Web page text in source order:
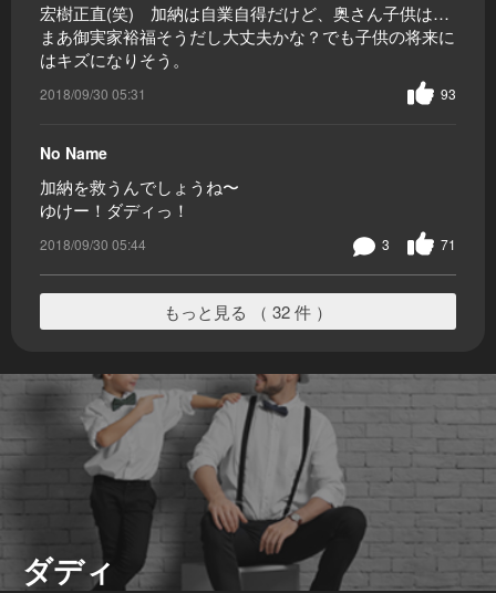
宏樹正直(笑) 加納は自業自得だけど、奥さん子供は…
まあ御実家裕福そうだし大丈夫かな？でも子供の将来に
はキズになりそう。
2018/09/30 05:31 93
No Name
加納を救うんでしょうね〜
ゆけー！ダディっ！
2018/09/30 05:44 71
3
もっと見る （ 32 件 ）
ダディ